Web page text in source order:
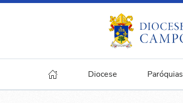
Diocese Paróquias